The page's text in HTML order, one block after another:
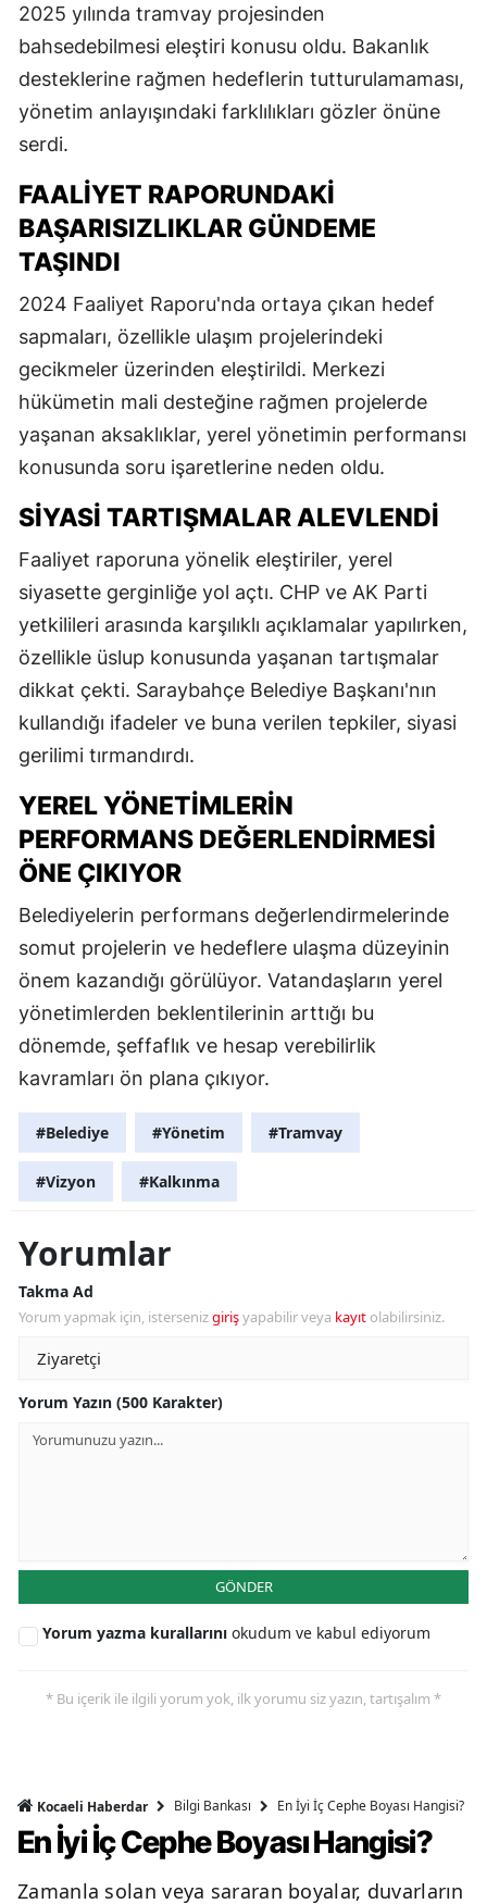
2025 yılında tramvay projesinden
bahsedebilmesi eleştiri konusu oldu. Bakanlık
desteklerine rağmen hedeflerin tutturulamaması,
yönetim anlayışındaki farklılıkları gözler önüne
serdi.
FAALIYET RAPORUNDAKI
BAŞARISIZLIKLAR GÜNDEME
TAŞINDI
2024 Faaliyet Raporu'nda ortaya çıkan hedef
sapmaları, özellikle ulaşım projelerindeki
gecikmeler üzerinden eleştirildi. Merkezi
hükümetin mali desteğine rağmen projelerde
yaşanan aksaklıklar, yerel yönetimin performansı
konusunda soru işaretlerine neden oldu.
SIYASI TARTIŞMALAR ALEVLENDI
Faaliyet raporuna yönelik eleştiriler, yerel
siyasette gerginliğe yol açtı. CHP ve AK Parti
yetkilileri arasında karşılıklı açıklamalar yapılırken,
özellikle üslup konusunda yaşanan tartışmalar
dikkat çekti. Saraybahçe Belediye Başkanı'nın
kullandığı ifadeler ve buna verilen tepkiler, siyasi
gerilimi tırmandırdı.
YEREL YÖNETIMLERIN
PERFORMANS DEĞERLENDIRMESI
ÖNE ÇIKIYOR
Belediyelerin performans değerlendirmelerinde
somut projelerin ve hedeflere ulaşma düzeyinin
önem kazandığı görülüyor. Vatandaşların yerel
yönetimlerden beklentilerinin arttığı bu
dönemde, şeffaflık ve hesap verebilirlik
kavramları ön plana çıkıyor.
#Belediye #Yönetim #Tramvay
#Vizyon #Kalkınma
Yorumlar
Takma Ad
Yorum yapmak için, istersenizgirişyapabilir veya kayıt olabilirsiniz.
Yorum Yazın (500 Karakter)
GÖNDER
Yorum yazma kurallarını okudum ve kabul ediyorum
* Bu içerik ile ilgili yorum yok, ilk yorumu siz yazın, tartışalım *
Kocaeli Haberdar Bilgi Bankası En İyi İç Cephe Boyası Hangisi?
En İyi İç Cephe Boyası Hangisi?
Zamanla solan veya sararan boyalar, duvarların